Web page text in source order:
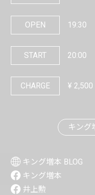
OPEN 19:30
START 20:00
CHARGE ¥ 2,500
キング
キング増本 BLOG
キング増本
井上勲